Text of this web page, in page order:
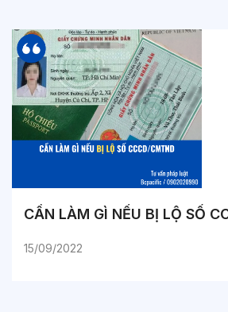
CẦN LÀM GÌ NẾU BỊ LỘ SỐ
15/09/2022